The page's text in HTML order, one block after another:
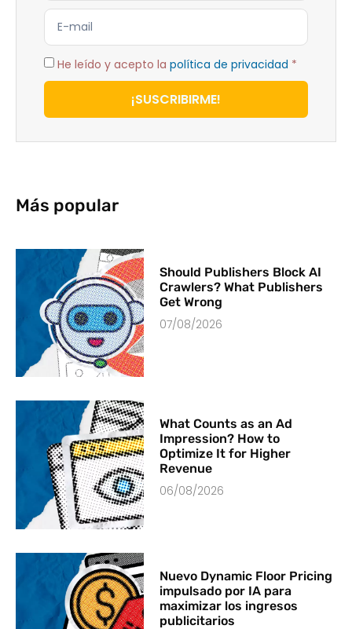
He leído y acepto la política de privacidad *
¡SUSCRIBIRME!
Más popular
Should Publishers Block AI
Crawlers? What Publishers
Get Wrong
07/08/2026
What Counts as an Ad
Impression? How to
Optimize It for Higher
Revenue
06/08/2026
Nuevo Dynamic Floor Pricing
impulsado por IA para
maximizar los ingresos
publicitarios